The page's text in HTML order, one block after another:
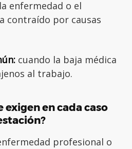
enfermedad o el
contraído por causas
cuando la baja médica
al trabajo.
exigen en cada caso
profesional o